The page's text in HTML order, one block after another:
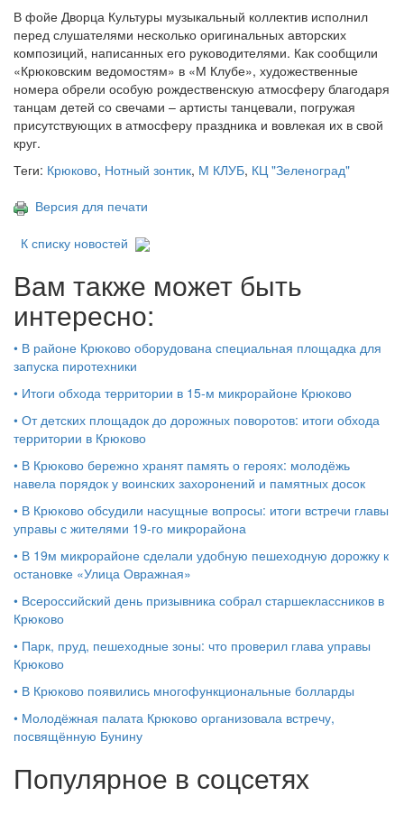
В фойе Дворца Культуры музыкальный коллектив исполнил
перед слушателями несколько оригинальных авторских
композиций, написанных его руководителями. Как сообщили
«Крюковским ведомостям» в «М Клубе», художественные
номера обрели особую рождественскую атмосферу благодаря
танцам детей со свечами – артисты танцевали, погружая
присутствующих в атмосферу праздника и вовлекая их в свой
круг.
Теги: Крюково, Нотный зонтик, М КЛУБ, КЦ "Зеленоград"
Версия для печати
К списку новостей
Вам также может быть
интересно:
• В районе Крюково оборудована специальная площадка для
запуска пиротехники
• Итоги обхода территории в 15‑м микрорайоне Крюково
• От детских площадок до дорожных поворотов: итоги обхода
территории в Крюково
• В Крюково бережно хранят память о героях: молодёжь
навела порядок у воинских захоронений и памятных досок
• В Крюково обсудили насущные вопросы: итоги встречи главы
управы с жителями 19‑го микрорайона
• В 19м микрорайоне сделали удобную пешеходную дорожку к
остановке «Улица Овражная»
• Всероссийский день призывника собрал старшеклассников в
Крюково
• Парк, пруд, пешеходные зоны: что проверил глава управы
Крюково
• В Крюково появились многофункциональные болларды
• Молодёжная палата Крюково организовала встречу,
посвящённую Бунину
Популярное в соцсетях